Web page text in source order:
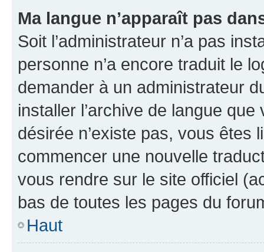
Ma langue n’apparaît pas
Soit l’administrateur n’a pas
personne n’a encore traduit le
demander à un administrateur
installer l’archive de langue
désirée n’existe pas, vous êtes
commencer une nouvelle
vous rendre sur le site officiel
bas de toutes les pages du
Haut